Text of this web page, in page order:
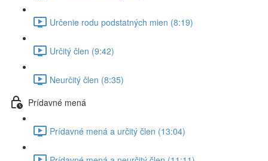
Určenie rodu podstatných mien (8:19)
Určitý člen (9:42)
Neurčitý člen (8:35)
Prídavné mená
Prídavné mená a určitý člen (13:04)